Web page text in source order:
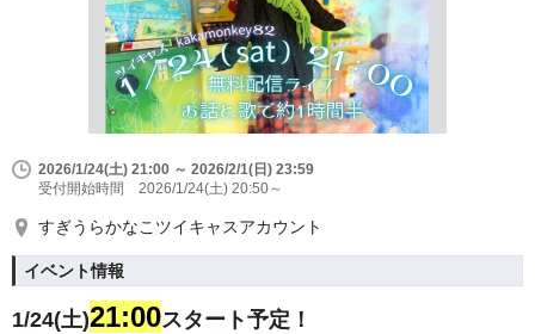
2026/1/24(土) 21:00 ～ 2026/2/1(日) 23:59
受付開始時間 2026/1/24(土) 20:50～
すぎうらかなこツイキャスアカウント
イベント情報
1/24(土)21:00スタート予定！